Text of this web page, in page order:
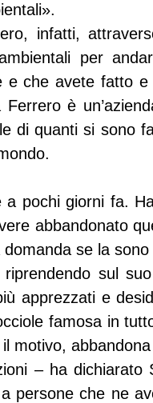
infatti,
per
e che avete fatto
è
di quanti si sono
a pochi giorni fa.
abbandonato
domanda se la
riprendendo sul
apprezzati e
famosa in
motivo,
– ha dichiarato
persone che ne